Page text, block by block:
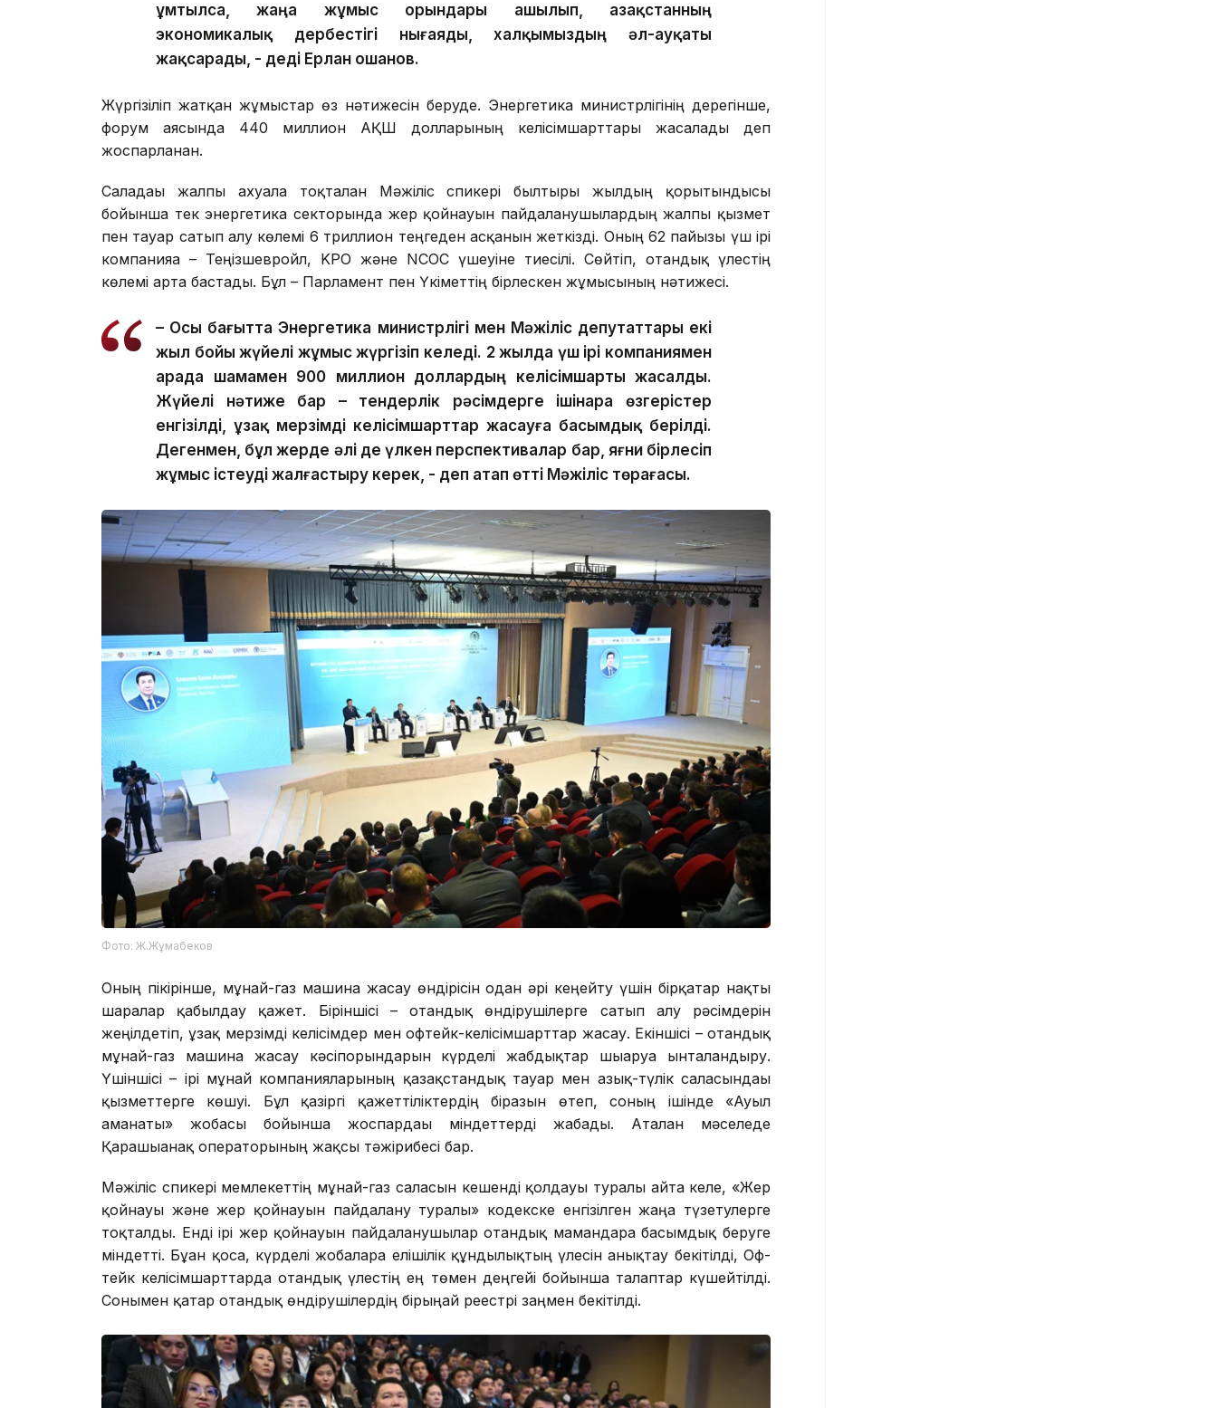
ұмтылса, жаңа жұмыс орындары ашылып, Қазақстанның
экономикалық дербестігі нығаяды, халқымыздың әл-ауқаты
жақсарады, - деді Ерлан Қошанов.
Жүргізіліп жатқан жұмыстар өз нәтижесін беруде. Энергетика министрлігінің дерегінше,
форум аясында 440 миллион АҚШ долларының келісімшарттары жасалады деп
жоспарланған.
Саладағы жалпы ахуалға тоқталған Мәжіліс спикері былтырғы жылдың қорытындысы
бойынша тек энергетика секторында жер қойнауын пайдаланушылардың жалпы қызмет
пен тауар сатып алу көлемі 6 триллион теңгеден асқанын жеткізді. Оның 62 пайызы үш ірі
компанияға – Теңізшевройл, KPO және NCOC үшеуіне тиесілі. Сөйтіп, отандық үлестің
көлемі арта бастады. Бұл – Парламент пен Үкіметтің бірлескен жұмысының нәтижесі.
– Осы бағытта Энергетика министрлігі мен Мәжіліс депутаттары екі
жыл бойы жүйелі жұмыс жүргізіп келеді. 2 жылда үш ірі компаниямен
арада шамамен 900 миллион доллардың келісімшарты жасалды.
Жүйелі нәтиже бар – тендерлік рәсімдерге ішінара өзгерістер
енгізілді, ұзақ мерзімді келісімшарттар жасауға басымдық берілді.
Дегенмен, бұл жерде әлі де үлкен перспективалар бар, яғни бірлесіп
жұмыс істеуді жалғастыру керек, - деп атап өтті Мәжіліс төрағасы.
Фото: Ж.Жұмабеков
Оның пікірінше, мұнай-газ машина жасау өндірісін одан әрі кеңейту үшін бірқатар нақты
шаралар қабылдау қажет. Біріншісі – отандық өндірушілерге сатып алу рәсімдерін
жеңілдетіп, ұзақ мерзімді келісімдер мен офтейк-келісімшарттар жасау. Екіншісі – отандық
мұнай-газ машина жасау кәсіпорындарын күрделі жабдықтар шығаруға ынталандыру.
Үшіншісі – ірі мұнай компанияларының қазақстандық тауар мен азық-түлік саласындағы
қызметтерге көшуі. Бұл қазіргі қажеттіліктердің біразын өтеп, соның ішінде «Ауыл
аманаты» жобасы бойынша жоспардағы міндеттерді жабады. Аталған мәселеде
Қарашығанақ операторының жақсы тәжірибесі бар.
Мәжіліс спикері мемлекеттің мұнай-газ саласын кешенді қолдауы туралы айта келе, «Жер
қойнауы және жер қойнауын пайдалану туралы» кодекске енгізілген жаңа түзетулерге
тоқталды. Енді ірі жер қойнауын пайдаланушылар отандық мамандарға басымдық беруге
міндетті. Бұған қоса, күрделі жобаларға елішілік құндылықтың үлесін анықтау бекітілді, Оф-
тейк келісімшарттарда отандық үлестің ең төмен деңгейі бойынша талаптар күшейтілді.
Сонымен қатар отандық өндірушілердің бірыңғай реестрі заңмен бекітілді.